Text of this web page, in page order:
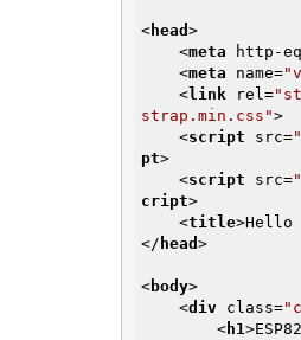
< head >
<meta http-
<meta name=
<link rel=
strap.min.css">
<script src=
pt>
<script src=
cript>
<title>Hello
</ head >
<body>
<div class=
< h1>